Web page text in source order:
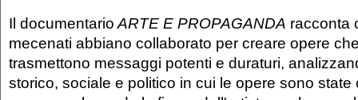
Il documentario ARTE E PROPAGANDA racconta
mecenati abbiano collaborato per creare opere
trasmettono messaggi potenti e duraturi,
storico, sociale e politico in cui le opere sono state